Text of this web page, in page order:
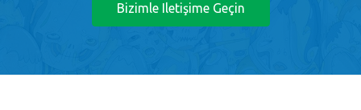
Bizimle Iletişime Geçin